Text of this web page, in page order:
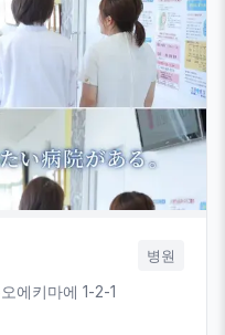
병원
에키마에 1-2-1